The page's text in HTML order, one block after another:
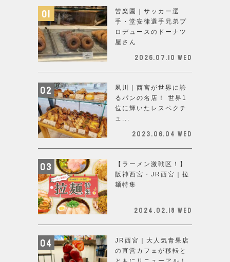
苦楽園｜サッカー選
手・堂安律選手兄弟プ
ロデュースのドーナツ
屋さん
2026.07.10 Wed
夙川｜西宮が世界に誇
るパンの名店！ 世界1
位に輝いたレスペクチ
ュ...
2023.06.04 Wed
【ラーメン激戦区！】
阪神西宮・JR西宮｜拉
麺特集
2024.02.18 Wed
JR西宮｜大人気青果店
の直営カフェが移転と